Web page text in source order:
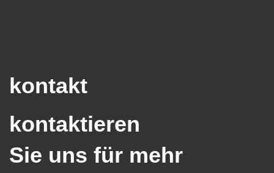
kontakt
kontaktieren
Sie uns für mehr